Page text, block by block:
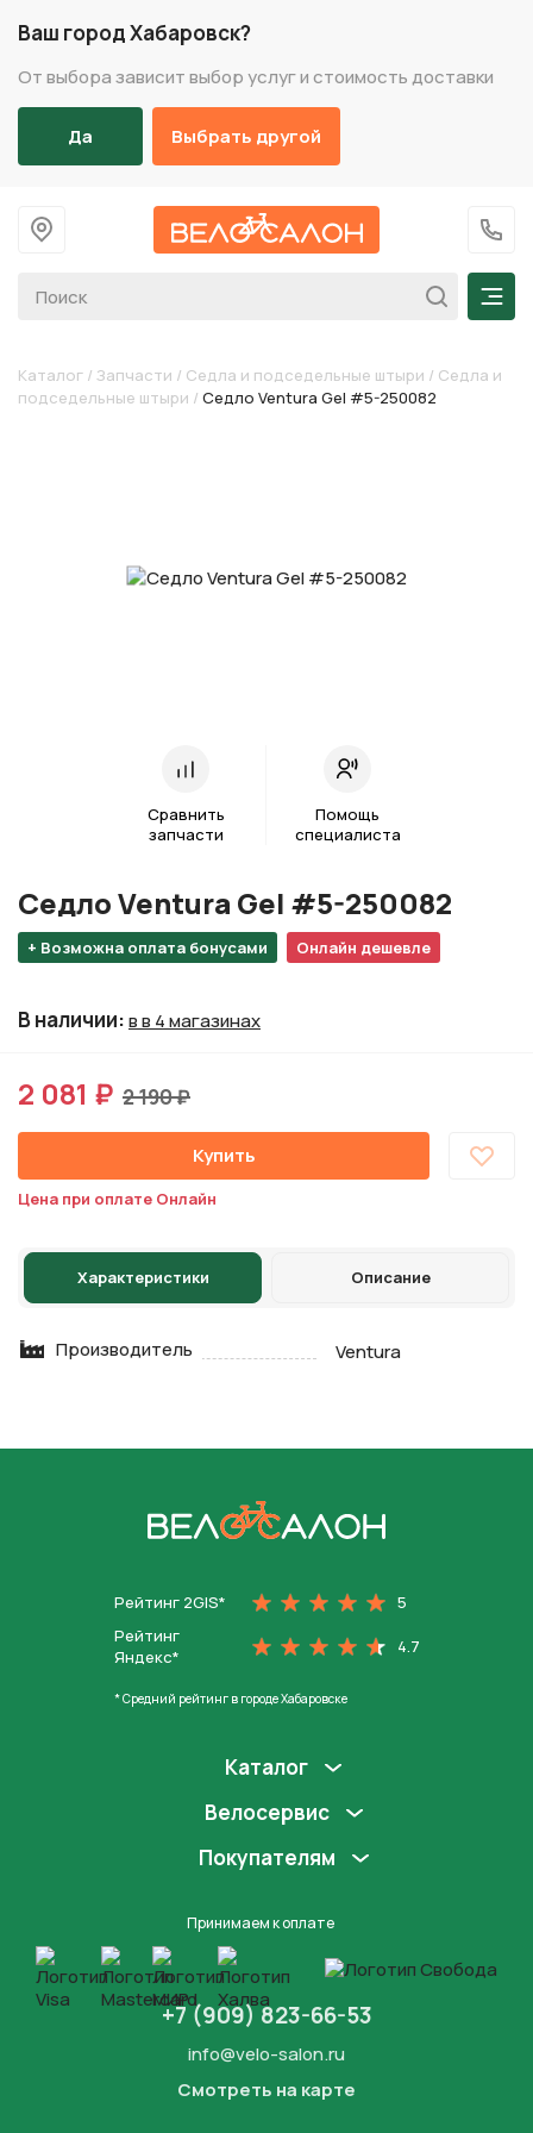
Ваш город Хабаровск?
От выбора зависит выбор услуг и стоимость доставки
Да Выбрать другой
На главную
+7
Каталог / Запчасти / Седла и подседельные штыри / Седла и
подседельные штыри / Седло Ventura Gel #5-250082
Сравнить
запчасти
Помощь
специалиста
+ Возможна оплата бонусами Онлайн дешевле
Седло Ventura Gel #5-250082
В наличии:в в 4 магазинах
2 081 ₽ 2 190 ₽
Купить
Цена при оплате Онлайн
Характеристики Описание
Производитель Ventura
Рейтинг 2GIS*
5
Рейтинг
Яндекс*
4.7
* Средний рейтинг в городе Хабаровске
Каталог
Велосервис
Покупателям
Принимаем к оплате
+7 (909) 823-66-53
info@velo-salon.ru
Смотреть на карте